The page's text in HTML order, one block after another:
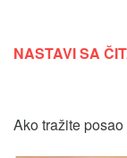
NASTAVI SA
Ako tražite